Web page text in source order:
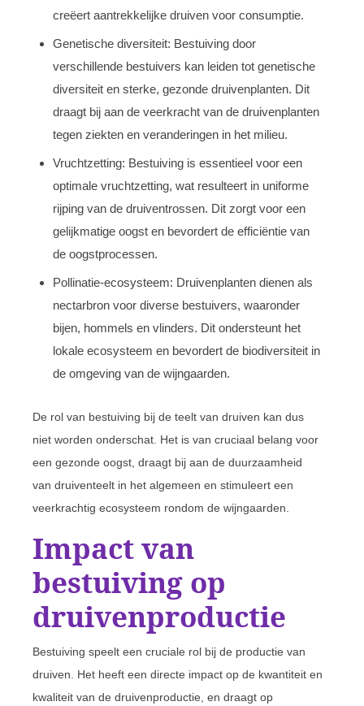
creëert aantrekkelijke druiven voor consumptie.
Genetische diversiteit: Bestuiving door
verschillende bestuivers kan leiden tot genetische
diversiteit en sterke, gezonde druivenplanten. Dit
draagt bij aan de veerkracht van de druivenplanten
tegen ziekten en veranderingen in het milieu.
Vruchtzetting: Bestuiving is essentieel voor een
optimale vruchtzetting, wat resulteert in uniforme
rijping van de druiventrossen. Dit zorgt voor een
gelijkmatige oogst en bevordert de efficiëntie van
de oogstprocessen.
Pollinatie-ecosysteem: Druivenplanten dienen als
nectarbron voor diverse bestuivers, waaronder
bijen, hommels en vlinders. Dit ondersteunt het
lokale ecosysteem en bevordert de biodiversiteit in
de omgeving van de wijngaarden.
De rol van bestuiving bij de teelt van druiven kan dus
niet worden onderschat. Het is van cruciaal belang voor
een gezonde oogst, draagt bij aan de duurzaamheid
van druiventeelt in het algemeen en stimuleert een
veerkrachtig ecosysteem rondom de wijngaarden.
Impact van
bestuiving op
druivenproductie
Bestuiving speelt een cruciale rol bij de productie van
druiven. Het heeft een directe impact op de kwantiteit en
kwaliteit van de druivenproductie, en draagt op